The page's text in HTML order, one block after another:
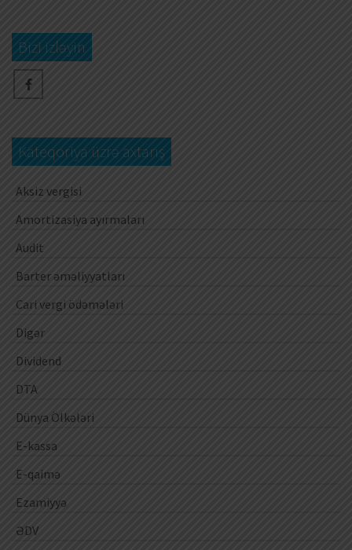
Bizi izləyin
Kateqoriya üzrə axtarış
Aksiz vergisi
Amortizasiya ayırmaları
Audit
Barter əməliyyatları
Cari vergi ödəmələri
Digər
Dividend
DTA
Dünya Ölkələri
E-kassa
E-qaimə
Ezamiyyə
ƏDV